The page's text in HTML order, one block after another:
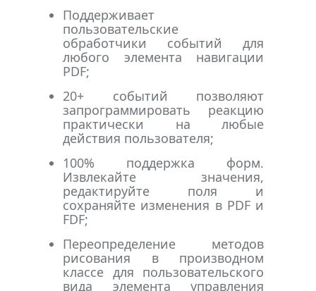
Поддерживает
пользовательские
обработчики событий для
любого элемента навигации
PDF;
20+ событий позволяют
запрограммировать реакцию
практически на любые
действия пользователя;
100% поддержка форм.
Извлекайте значения,
редактируйте поля и
сохраняйте изменения в PDF и
FDF;
Переопределение методов
рисования в производном
классе для пользовательского
вида элемента управления